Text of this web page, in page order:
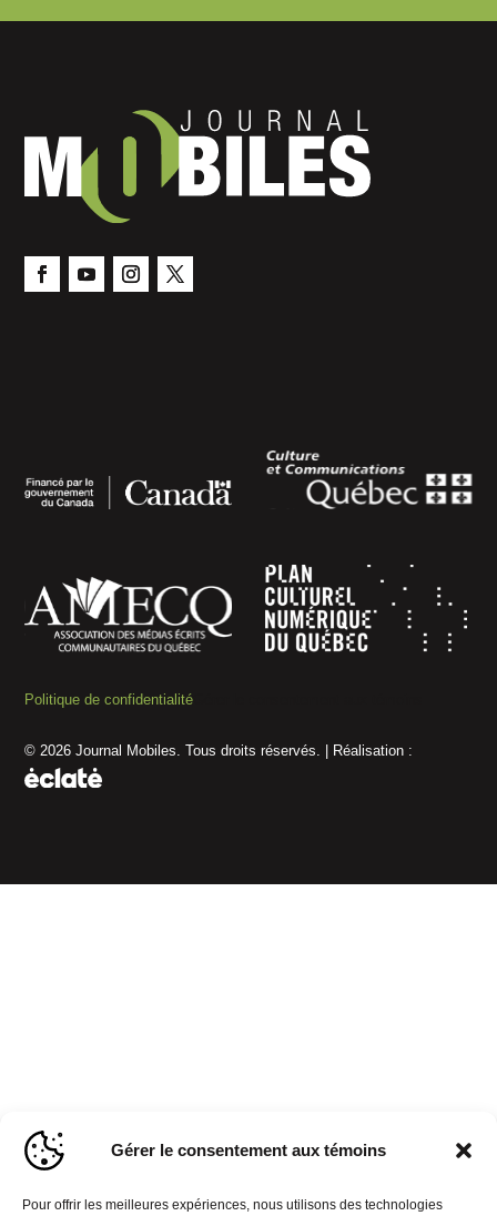
Gérer le consentement aux témoins
Pour offrir les meilleures expériences, nous utilisons des technologies
Politique de confidentialité
© 2026 Journal Mobiles. Tous droits réservés. | Réalisation :